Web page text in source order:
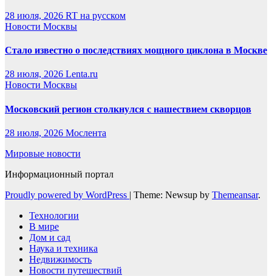
28 июля, 2026 RT на русском
Новости Москвы
Стало известно о последствиях мощного циклона в Москве
28 июля, 2026 Lenta.ru
Новости Москвы
Московский регион столкнулся с нашествием скворцов
28 июля, 2026 Мослента
Мировые новости
Информационный портал
Proudly powered by WordPress | Theme: Newsup by Themeansar.
Технологии
В мире
Дом и сад
Наука и техника
Недвижимость
Новости путешествий